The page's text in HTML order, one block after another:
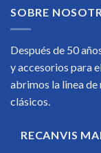
SOBRE
Después de 50
y accesorios para
abrimos la linea
clásicos.
RECANVIS